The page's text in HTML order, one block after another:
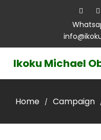
Ikoku Michael
Home / Campaign